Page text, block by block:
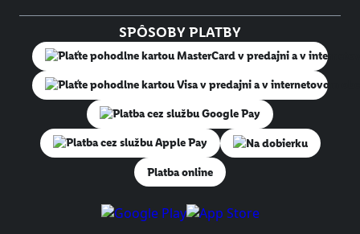
SPÔSOBY PLATBY
Na dobierku
Platba online